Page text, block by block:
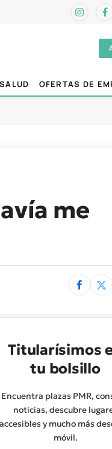
SALUD OFERTAS DE
me
Titularísimos
tu bolsillo
Encuentra plazas PMR,
noticias, descubre
accesibles y mucho más
móvil.